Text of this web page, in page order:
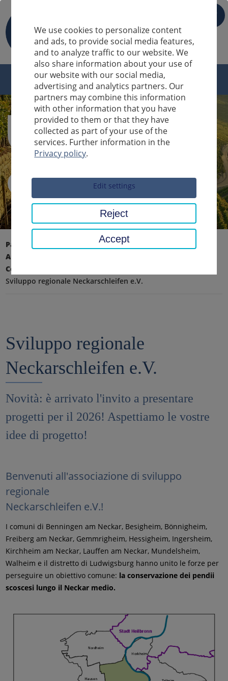
Sucheingabe
Pagina iniziale
Ambiente, tecnologia, protezione del clima
Consumatori, agricoltura e pendii ripidi
Sviluppo regionale Neckarschleifen e.V.
Sviluppo regionale
Neckarschleifen e.V.
Novità: è arrivato l'invito a presentare
progetti per il 2026! Aspettiamo le vostre
idee di progetto!
Benvenuti all'associazione di sviluppo
regionale
Neckarschleifen e.V.!
I comuni di Benningen am Neckar, Besigheim, Bönnigheim,
Freiberg am Neckar, Gemmrigheim, Hessigheim, Ingersheim,
Kirchheim am Neckar, Lauffen am Neckar, Mundelsheim,
Walheim e il distretto di Ludwigsburg hanno unito le forze per
perseguire un obiettivo comune: la conservazione dei pendii
scoscesi lungo il Neckar medio.
We use cookies to personalize content
and ads, to provide social media features,
and to analyze traffic to our website. We
also share information about your use of
our website with our social media,
advertising and analytics partners. Our
partners may combine this information
with other information that you have
provided to them or that they have
collected as part of your use of the
services. Further information in the
Privacy policy.
Edit settings
Reject
Accept